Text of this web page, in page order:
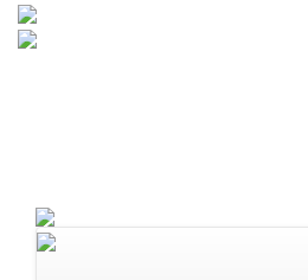
Navigation